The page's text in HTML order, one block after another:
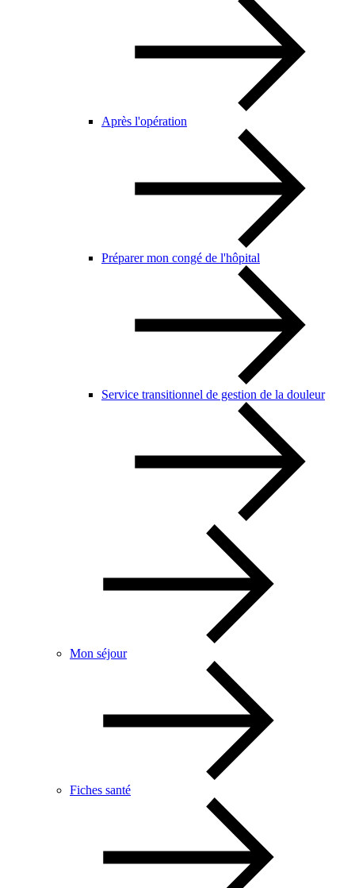
Après l'opération
Préparer mon congé de l'hôpital
Service transitionnel de gestion de la douleur
Mon séjour
Fiches santé